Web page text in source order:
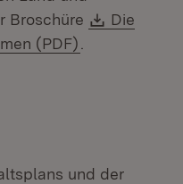
Broschüre
Die
(PDF)
und der